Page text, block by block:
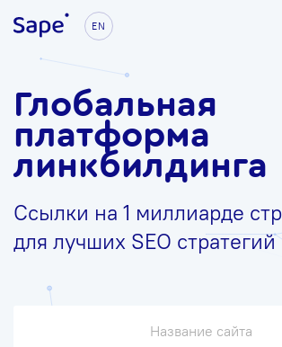
EN
Глобальная
платформа
линкбилдинга
Ссылки на 1 миллиарде
для лучших SEO стратегий